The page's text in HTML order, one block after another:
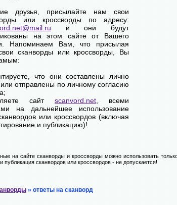
друзья, присылайте нам свои
или кроссворды по адресу:
и они будут
на этом сайте от Вашего
Напоминаем Вам, что присылая
сканворды или кроссворды, Вы
что они составлены лично
отправлены по личному согласию
сайт scanvord.net , всеми
на дальнейшее использование
или кроссвордов (включая
и публикацию)!
на сайте сканворды и кроссворды можно использовать
публикация сканвордов или кроссвордов - не допускается!
» ответы на сканворд